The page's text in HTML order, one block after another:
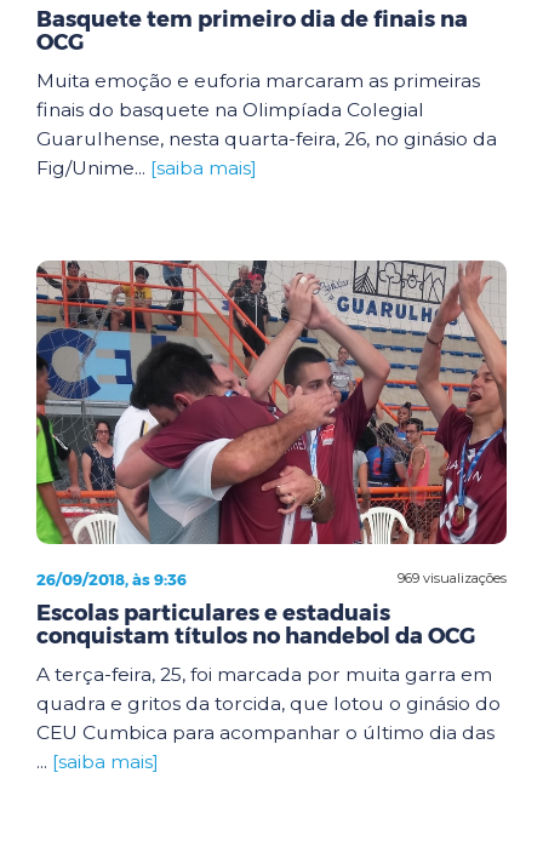
Basquete tem primeiro dia de finais na
OCG
Muita emoção e euforia marcaram as primeiras
finais do basquete na Olimpíada Colegial
Guarulhense, nesta quarta-feira, 26, no ginásio da
Fig/Unime... [saiba mais]
969 visualizações
26/09/2018, às 9:36
Escolas particulares e estaduais
conquistam títulos no handebol da OCG
A terça-feira, 25, foi marcada por muita garra em
quadra e gritos da torcida, que lotou o ginásio do
CEU Cumbica para acompanhar o último dia das
... [saiba mais]